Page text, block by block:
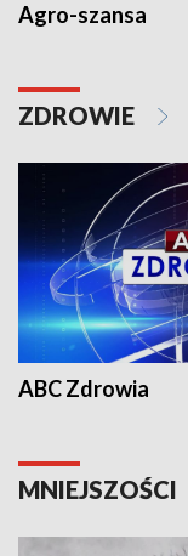
Agro-szansa
ZDROWIE
ABC Zdrowia
MNIEJSZOŚCI